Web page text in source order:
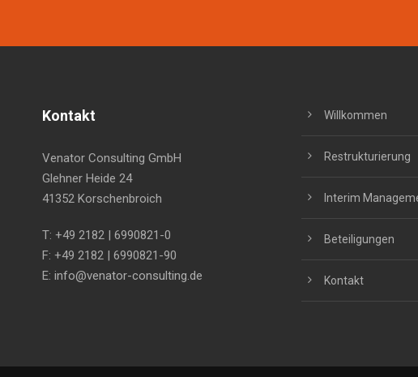
Kontakt
Venator Consulting GmbH
Glehner Heide 24
41352 Korschenbroich
T: +49 2182 | 6990821-0
F: +49 2182 | 6990821-90
E: info@venator-consulting.de
Willkommen
Restrukturierung
Interim
Beteiligungen
Kontakt